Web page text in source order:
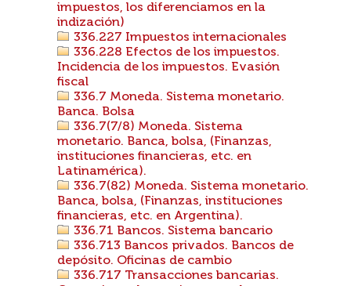
impuestos, los diferenciamos en la
indización)
336.227 Impuestos internacionales
336.228 Efectos de los impuestos.
Incidencia de los impuestos. Evasión
fiscal
336.7 Moneda. Sistema monetario.
Banca. Bolsa
336.7(7/8) Moneda. Sistema
monetario. Banca, bolsa, (Finanzas,
instituciones financieras, etc. en
Latinamérica).
336.7(82) Moneda. Sistema monetario.
Banca, bolsa, (Finanzas, instituciones
financieras, etc. en Argentina).
336.71 Bancos. Sistema bancario
336.713 Bancos privados. Bancos de
depósito. Oficinas de cambio
336.717 Transacciones bancarias.